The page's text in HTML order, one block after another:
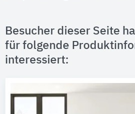
Besucher dieser Seite
für folgende
interessiert: